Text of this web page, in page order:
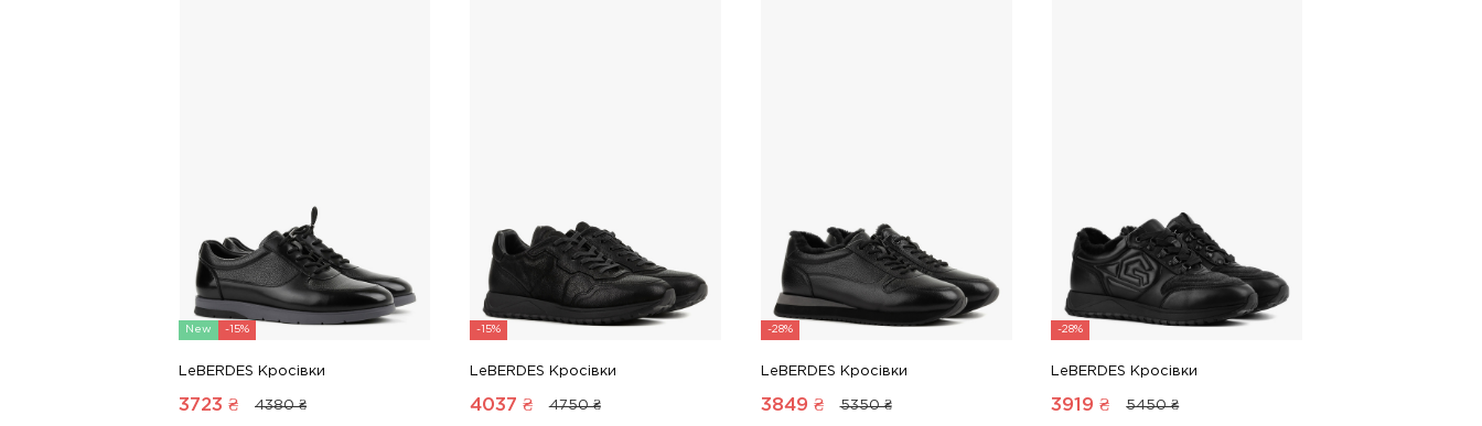
New -15%
LeBERDES Кросівки
3723 ₴ 4380 ₴
-15%
LeBERDES Кросівки
4037 ₴ 4750 ₴
-28%
LeBERDES Кросівки
3849 ₴ 5350 ₴
-28%
LeBERDES Кросівки
3919 ₴ 5450 ₴